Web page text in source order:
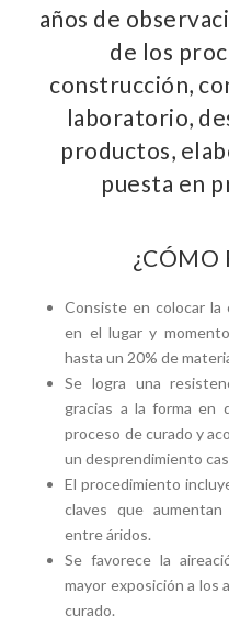
años de
de los
construcción,
laboratorio,
productos,
puesta en
¿CÓMO
Consiste en colocar
en el lugar y
hasta un 20% de
Se logra una
gracias a la forma en
proceso de curado y
un desprendimiento
El procedimiento
claves que
entre áridos.
Se favorece la
mayor exposición a los
curado.